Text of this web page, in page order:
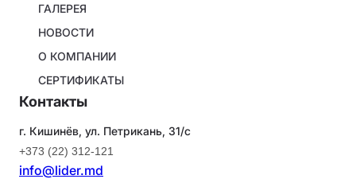
ГАЛЕРЕЯ
НОВОСТИ
О КОМПАНИИ
СЕРТИФИКАТЫ
Контакты
г. Кишинёв, ул. Петрикань, 31/с
+373 (22) 312-121
info@lider.md